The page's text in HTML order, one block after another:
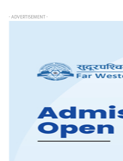
- ADVERTISEMENT -